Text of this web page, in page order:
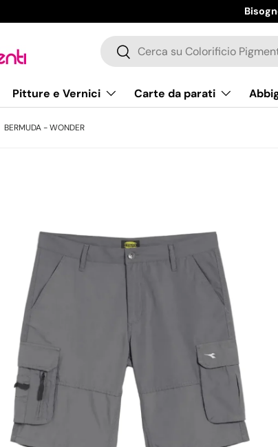
Cerca
Cerca
Pitture e Vernici Carte da parati
BERMUDA - WONDER